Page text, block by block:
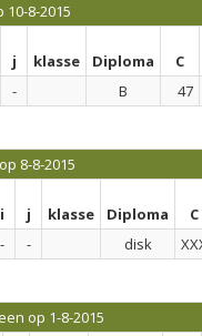
8-2015
j klasse Diploma
C
- B 47
8-8-2015
i j klasse Diploma
C
- - disk
op 1-8-2015